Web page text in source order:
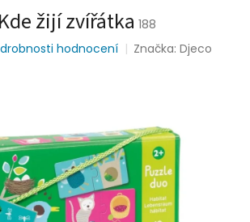
žijí zvířátka 188
hodnocení Značka:Djeco